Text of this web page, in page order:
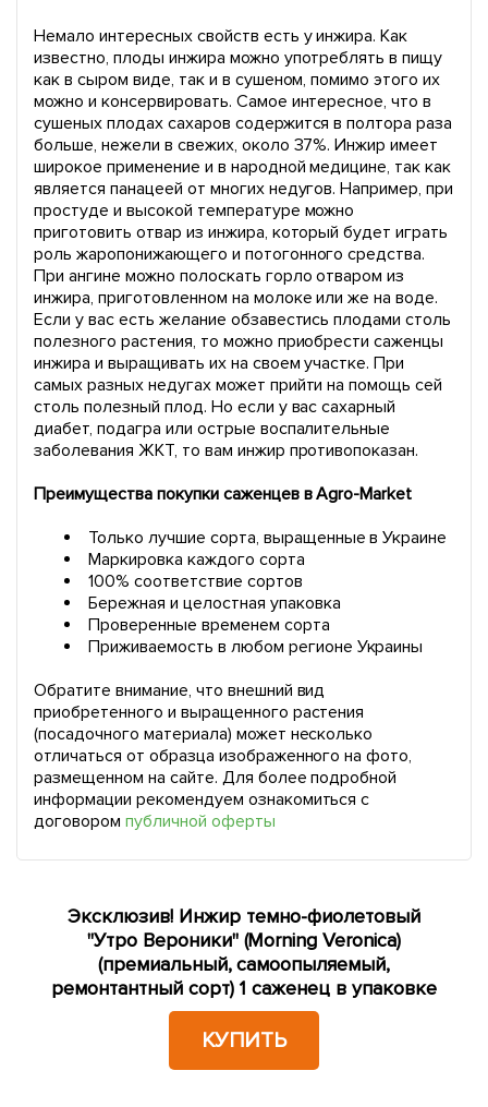
Немало интересных свойств есть у инжира. Как
известно, плоды инжира можно употреблять в пищу
как в сыром виде, так и в сушеном, помимо этого их
можно и консервировать. Самое интересное, что в
сушеных плодах сахаров содержится в полтора раза
больше, нежели в свежих, около 37%. Инжир имеет
широкое применение и в народной медицине, так как
является панацеей от многих недугов. Например, при
простуде и высокой температуре можно
приготовить отвар из инжира, который будет играть
роль жаропонижающего и потогонного средства.
При ангине можно полоскать горло отваром из
инжира, приготовленном на молоке или же на воде.
Если у вас есть желание обзавестись плодами столь
полезного растения, то можно приобрести саженцы
инжира и выращивать их на своем участке. При
самых разных недугах может прийти на помощь сей
столь полезный плод. Но если у вас сахарный
диабет, подагра или острые воспалительные
заболевания ЖКТ, то вам инжир противопоказан.
Преимущества покупки саженцев в Agro-Market
Только лучшие сорта, выращенные в Украине
Маркировка каждого сорта
100% соответствие сортов
Бережная и целостная упаковка
Проверенные временем сорта
Приживаемость в любом регионе Украины
Обратите внимание, что внешний вид
приобретенного и выращенного растения
(посадочного материала) может несколько
отличаться от образца изображенного на фото,
размещенном на сайте. Для более подробной
информации рекомендуем ознакомиться с
договором публичной оферты
Эксклюзив! Инжир темно-фиолетовый
"Утро Вероники" (Morning Veronica)
(премиальный, самоопыляемый,
ремонтантный сорт) 1 саженец в упаковке
КУПИТЬ